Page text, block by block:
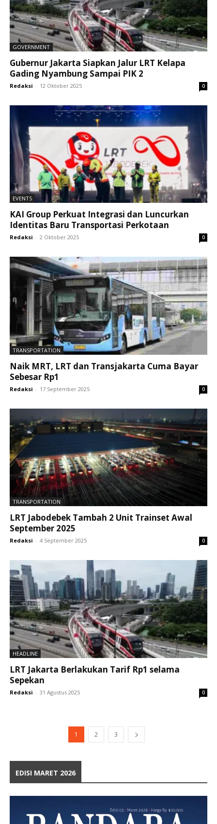
GOVERNMENT
Gubernur Jakarta Siapkan Jalur LRT Kelapa
Gading Nyambung Sampai PIK 2
Redaksi - 12 Oktober 2025 0
EVENTS
KAI Group Perkuat Integrasi dan Luncurkan
Identitas Baru Transportasi Perkotaan
Redaksi - 2 Oktober 2025 0
TRANSPORTATION
Naik MRT, LRT dan Transjakarta Cuma Bayar
Sebesar Rp1
Redaksi - 17 September 2025 0
TRANSPORTATION
LRT Jabodebek Tambah 2 Unit Trainset Awal
September 2025
Redaksi - 4 September 2025 0
HEADLINE
LRT Jakarta Berlakukan Tarif Rp1 selama
Sepekan
Redaksi - 31 Agustus 2025 0
1 2 3
EDISI MARET 2026